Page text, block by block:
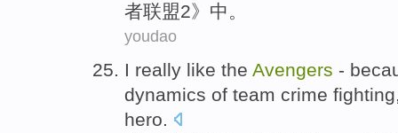
者联盟2》中。
youdao
I really like the Avengers -
dynamics of team crime
hero.